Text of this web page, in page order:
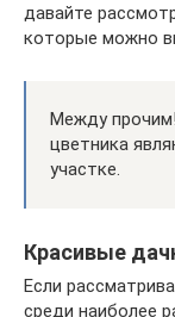
давайте
которые можно
Между
цветника
участке.
Красивые
Если
среди наиболее